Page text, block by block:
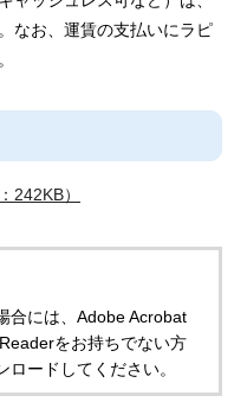
なお、運賃の支払いにラピ
242KB）
合には、Adobe Acrobat
をお持ちでない方
ードしてください。